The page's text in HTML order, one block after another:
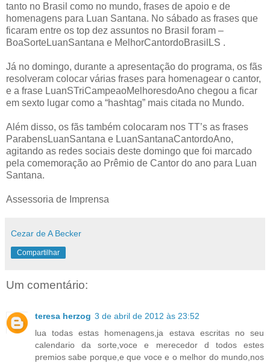
tanto no Brasil como no mundo, frases de apoio e de
homenagens para Luan Santana. No sábado as frases que
ficaram entre os top dez assuntos no Brasil foram –
BoaSorteLuanSantana e MelhorCantordoBrasilLS .
Já no domingo, durante a apresentação do programa, os fãs
resolveram colocar várias frases para homenagear o cantor,
e a frase LuanSTriCampeaoMelhoresdoAno chegou a ficar
em sexto lugar como a “hashtag” mais citada no Mundo.
Além disso, os fãs também colocaram nos TT’s as frases
ParabensLuanSantana e LuanSantanaCantordoAno,
agitando as redes sociais deste domingo que foi marcado
pela comemoração ao Prêmio de Cantor do ano para Luan
Santana.
Assessoria de Imprensa
Cezar de A Becker
Compartilhar
Um comentário:
teresa herzog 3 de abril de 2012 às 23:52
lua todas estas homenagens,ja estava escritas no seu
calendario da sorte,voce e merecedor d todos estes
premios sabe porque,e que voce e o melhor do mundo,nos